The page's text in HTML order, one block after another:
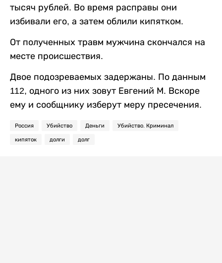
тысяч рублей. Во время расправы они
избивали его, а затем облили кипятком.
От полученных травм мужчина скончался на
месте происшествия.
Двое подозреваемых задержаны. По данным
112, одного из них зовут Евгений М. Вскоре
ему и сообщнику изберут меру пресечения.
Россия Убийство Деньги Убийство. Криминал
кипяток долги долг